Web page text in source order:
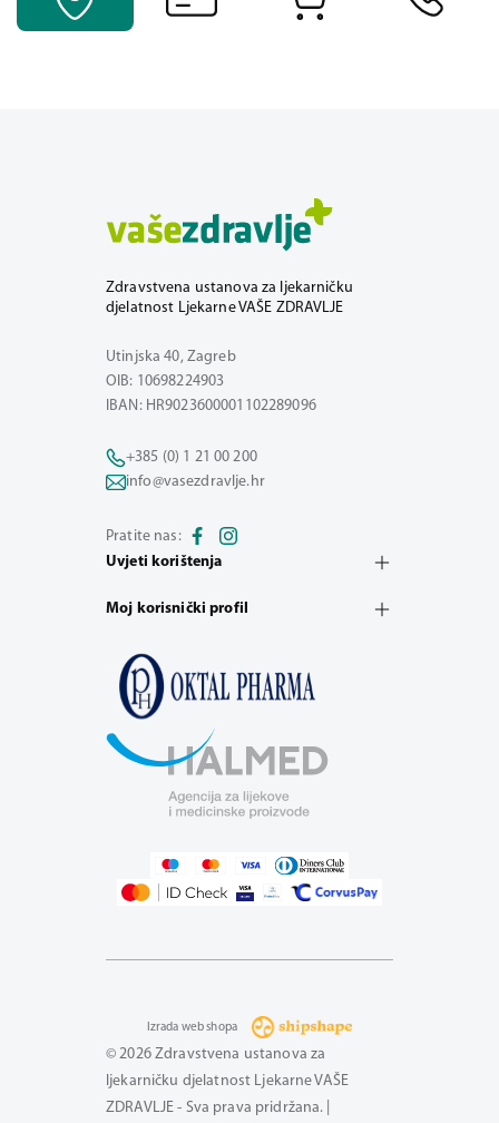
Zdravstvena ustanova za ljekarničku
djelatnost Ljekarne VAŠE ZDRAVLJE
Utinjska 40, Zagreb
OIB: 10698224903
IBAN: HR9023600001102289096
+385 (0) 1 21 00 200
info@vasezdravlje.hr
Pratite nas:
Uvjeti korištenja
Moj korisnički profil
© 2026 Zdravstvena ustanova za
ljekarničku djelatnost Ljekarne VAŠE
ZDRAVLJE - Sva prava pridržana. |
Izrada web shopa